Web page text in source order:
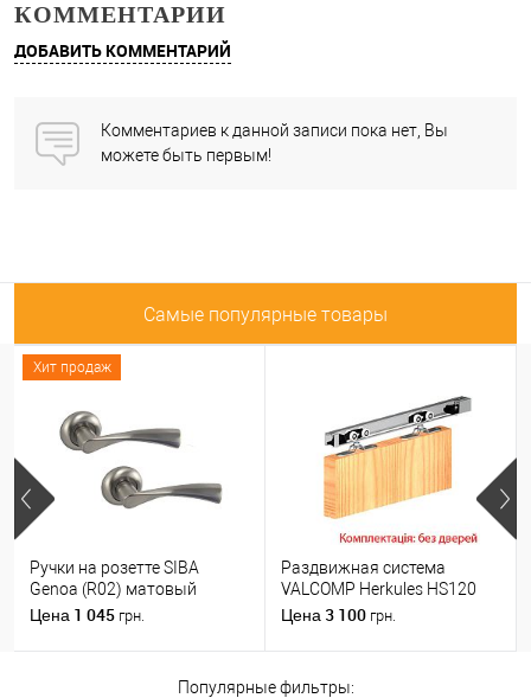
КОММЕНТАРИИ
ДОБАВИТЬ КОММЕНТАРИЙ
Комментариев к данной записи пока нет, Вы
можете быть первым!
Самые популярные товары
Хит продаж
Ручки на розетте SIBA
Genoa (R02) матовый
никель
Цена 1 045 грн.
Раздвижная система
VALCOMP Herkules HS120
длина 1,8 м на 1 полотно
Цена 3 100 грн.
Популярные фильтры: